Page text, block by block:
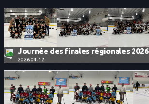
Journée des finales régionales 2026
2026-04-12